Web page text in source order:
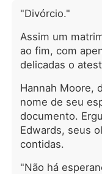
"Divórcio."
Assim um
ao fim, com
delicadas o
Hannah Moore,
nome de seu
documento.
Edwards, seus
contidas.
"Não há